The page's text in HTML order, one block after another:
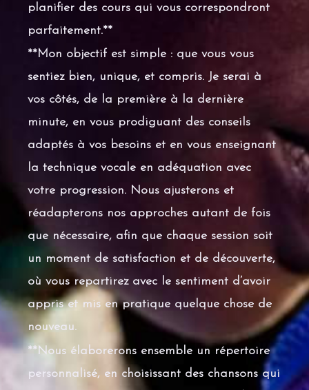
planifier des cours qui vous correspondront
parfaitement.**
**Mon objectif est simple : que vous vous
sentiez bien, unique, et compris. Je serai à
vos côtés, de la première à la dernière
minute, en vous prodiguant des conseils
adaptés à vos besoins et en vous enseignant
la technique vocale en adéquation avec
votre progression. Nous ajusterons et
réadapterons nos approches autant de fois
que nécessaire, afin que chaque session soit
un moment de satisfaction et de découverte,
où vous repartirez avec le sentiment d’avoir
appris et mis en pratique quelque chose de
nouveau.
**Nous élaborerons ensemble un répertoire
personnalisé, en choisissant des chansons qui